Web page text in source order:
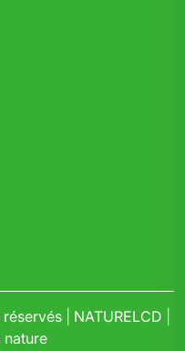
| NATURELCD |
nature